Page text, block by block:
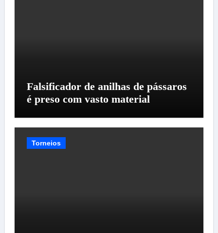
Falsificador de anilhas de pássaros
é preso com vasto material
Torneios